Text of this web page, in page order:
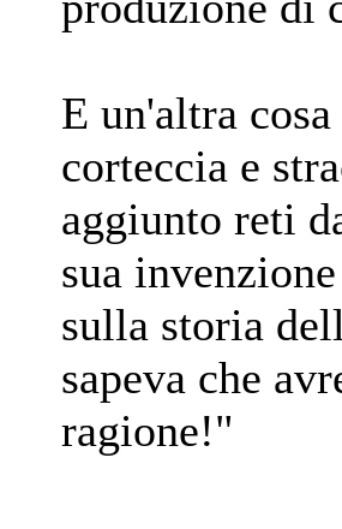
E un'altra
corteccia e
aggiunto reti
sua
sulla storia
sapeva che
ragione!"